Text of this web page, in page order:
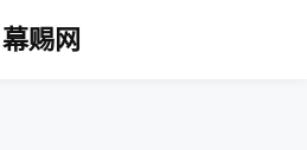
幕赐网